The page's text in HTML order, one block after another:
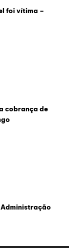
foi vítima –
cobrança de